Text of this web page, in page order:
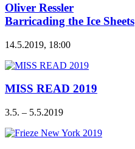
Oliver Ressler
Barricading the Ice Sheets
14.5.2019, 18:00
MISS READ 2019
3.5. – 5.5.2019